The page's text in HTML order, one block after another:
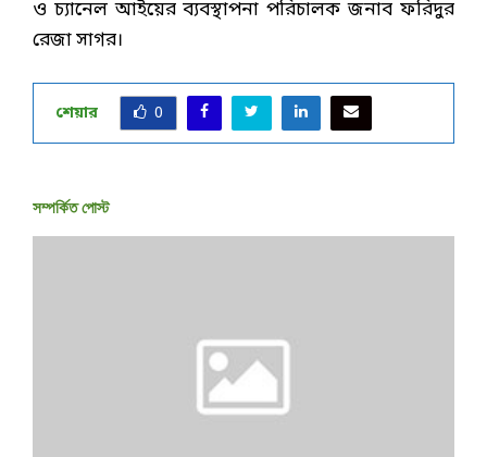
ও চ্যানেল আইয়ের ব্যবস্থাপনা পরিচালক জনাব ফরিদুর
রেজা সাগর।
শেয়ার 0
সম্পর্কিত পোস্ট